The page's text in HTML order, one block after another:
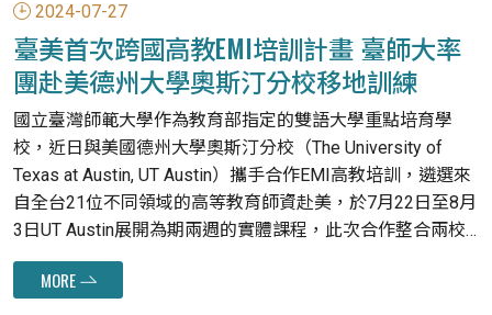
2024-07-27
臺美首次跨國高教EMI培訓計畫 臺師大率
團赴美德州大學奧斯汀分校移地訓練
國立臺灣師範大學作為教育部指定的雙語大學重點培育學
校，近日與美國德州大學奧斯汀分校（The University of
Texas at Austin, UT Austin）攜手合作EMI高教培訓，遴選來
自全台21位不同領域的高等教育師資赴美，於7月22日至8月
3日UT Austin展開為期兩週的實體課程，此次合作整合兩校
的優勢資源，提升學術交流與教學質量，將為臺灣高等教育
帶來深刻且持久的影響，開創高國際化新篇章。
MORE